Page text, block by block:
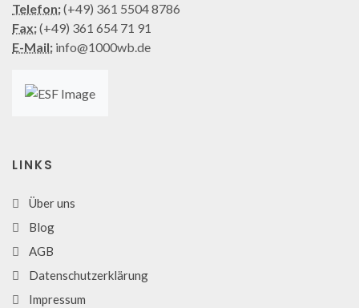
Telefon:(+49) 361 5504 8786
Fax:(+49) 361 654 71 91
E-Mail: info@1000wb.de
LINKS
Über uns
Blog
AGB
Datenschutzerklärung
Impressum